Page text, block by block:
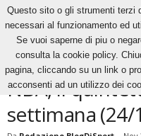
Basket NBA, il quintetto
BASKET
NBA, il
settimana (24/
Questo sito o gli strumenti terzi
necessari al funzionamento ed
Se vuoi saperne di piu o
consulta la cookie policy.
pagina, cliccando su un link o
acconsenti ad un utilizzo dei